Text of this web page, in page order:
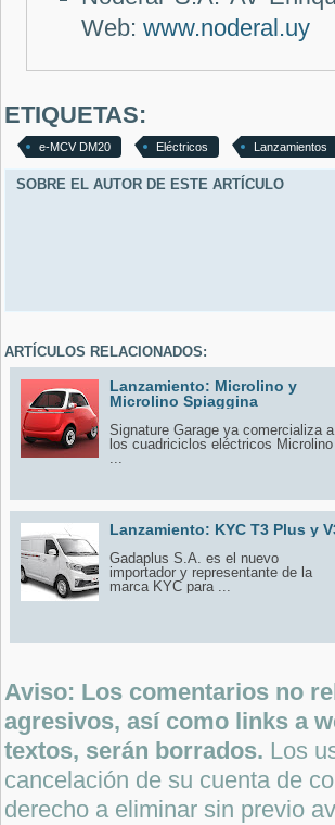
Web: www.noderal.uy
ETIQUETAS:
e-MCV DM20 Eléctricos Lanzamientos
SOBRE EL AUTOR DE ESTE ARTÍCULO
ARTÍCULOS RELACIONADOS:
Lanzamiento: Microlino y
Microlino Spiaggina
Signature Garage ya comercializa a
los cuadriciclos eléctricos
...
Lanzamiento: KYC T3 Plus y
Gadaplus S.A. es el nuevo
importador y representante de la
marca KYC para ...
Aviso: Los comentarios no
agresivos, así como links a
textos, serán borrados. Los
cancelación de su cuenta de
derecho a eliminar sin previo